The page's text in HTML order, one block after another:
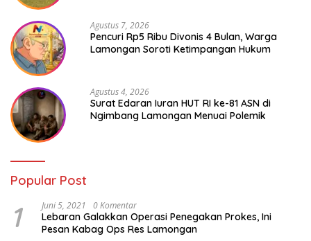
Agustus 7, 2026
Pencuri Rp5 Ribu Divonis 4 Bulan, Warga
Lamongan Soroti Ketimpangan Hukum
Agustus 4, 2026
Surat Edaran Iuran HUT RI ke-81 ASN di
Ngimbang Lamongan Menuai Polemik
Popular Post
1 Juni 5, 2021 0 Komentar
Lebaran Galakkan Operasi Penegakan Prokes, Ini
Pesan Kabag Ops Res Lamongan